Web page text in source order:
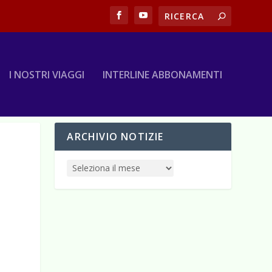
I NOSTRI VIAGGI INTERLINE ABBONAMENTI
ARCHIVIO NOTIZIE